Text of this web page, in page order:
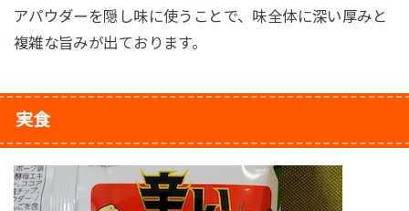
アパウダーを隠し味に使うことで、味全体に深い厚みと
複雑な旨みが出ております。
実食